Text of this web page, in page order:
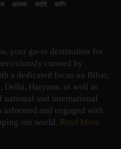
आस्था चटोरे ब्लॉग
your go-to destination for
curated by
a dedicated focus on Bihar,
Delhi, Haryana, as well as
national and international
informed and engaged with
our world. Read More